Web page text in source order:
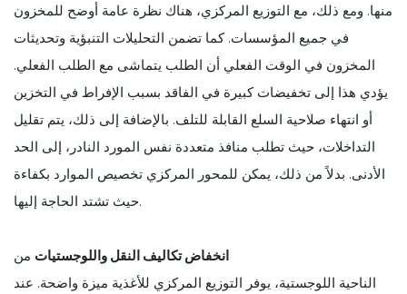
منها. ومع ذلك، مع التوزيع المركزي، هناك نظرة عامة أوضح للمخزون
في جميع المؤسسات. كما تضمن التحليلات التنبؤية وتحديثات
المخزون في الوقت الفعلي أن الطلب يتماشى مع الطلب الفعلي.
يؤدي هذا إلى تخفيضات كبيرة في الفاقد بسبب الإفراط في التخزين
أو انتهاء صلاحية السلع القابلة للتلف. بالإضافة إلى ذلك، يتم تقليل
التداخلات، حيث تطلب منافذ متعددة نفس المورد النادر، إلى الحد
الأدنى. بدلاً من ذلك، يمكن للمحور المركزي تخصيص الموارد بكفاءة
حيث تشتد الحاجة إليها.
انخفاض تكاليف النقل واللوجستيات من
الناحية اللوجستية، يوفر التوزيع المركزي للأغذية ميزة واضحة. عند